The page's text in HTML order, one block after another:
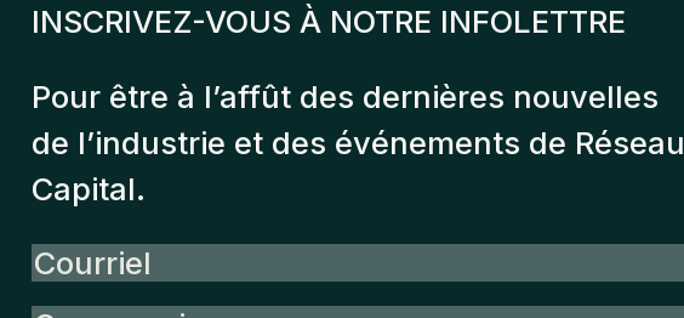
INSCRIVEZ-VOUS À NOTRE INFOLETTRE
Pour être à l’affût des dernières nouvelles
de l’industrie et des événements de Réseau
Capital.
Courriel